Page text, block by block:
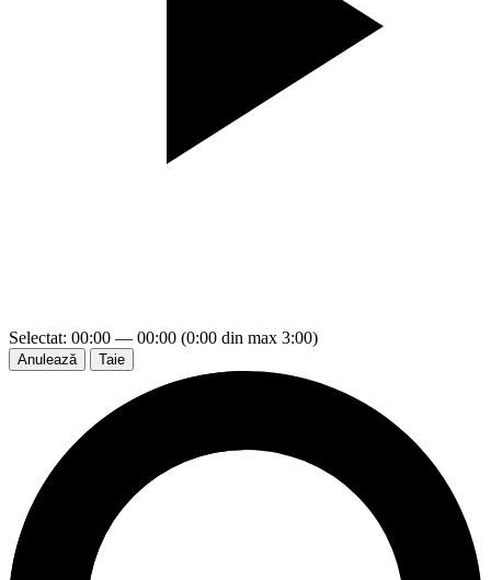
Selectat: 00:00 — 00:00 (0:00 din max 3:00)
Anulează Taie